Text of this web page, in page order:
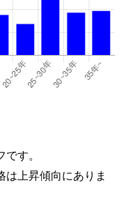
す。
上昇傾向にありま